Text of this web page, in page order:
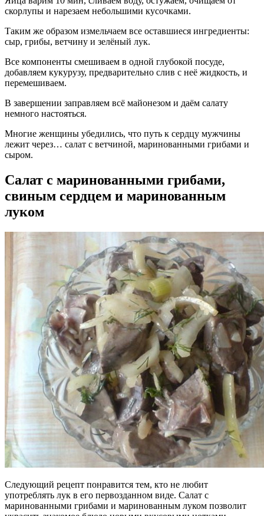
скорлупы и нарезаем небольшими кусочками.
Таким же образом измельчаем все оставшиеся ингредиенты:
сыр, грибы, ветчину и зелёный лук.
Все компоненты смешиваем в одной глубокой посуде,
добавляем кукурузу, предварительно слив с неё жидкость, и
перемешиваем.
В завершении заправляем всё майонезом и даём салату
немного настояться.
Многие женщины убедились, что путь к сердцу мужчины
лежит через… салат с ветчиной, маринованными грибами и
сыром.
Салат с маринованными грибами,
свиным сердцем и маринованным
луком
Следующий рецепт понравится тем, кто не любит
употреблять лук в его первозданном виде. Салат с
маринованными грибами и маринованным луком позволит